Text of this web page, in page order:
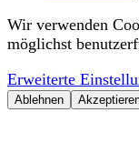
Wir verwenden
möglichst
Erweiterte
Ablehnen